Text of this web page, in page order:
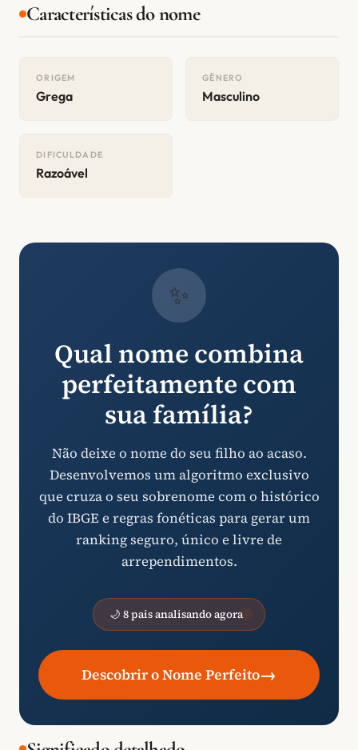
Características do nome
ORIGEM
Grega
GÊNERO
Masculino
DIFICULDADE
Razoável
✨
Qual nome combina
perfeitamente com
sua família?
Não deixe o nome do seu filho ao acaso.
Desenvolvemos um algoritmo exclusivo
que cruza o seu sobrenome com o histórico
do IBGE e regras fonéticas para gerar um
ranking seguro, único e livre de
arrependimentos.
🌙 8 pais analisando agora
Descobrir o Nome Perfeito→